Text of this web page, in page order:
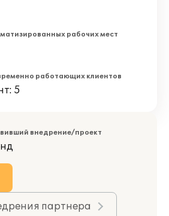
рабочих мест
работающих клиентов
5
внедрение/проект
партнера